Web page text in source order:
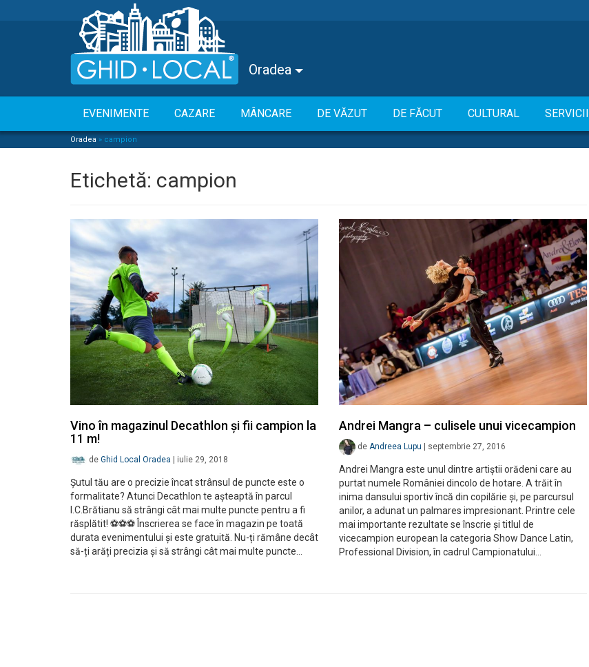
Oradea
EVENIMENTE CAZARE MÂNCARE DE VĂZUT DE FĂCUT CULTURAL SERVICII
Oradea » campion
Etichetă: campion
Vino în magazinul Decathlon și fii campion la
11 m!
de Ghid Local Oradea iulie 29, 2018
Șutul tău are o precizie încat strânsul de puncte este o
formalitate? Atunci Decathlon te așteaptă în parcul
I.C.Brătianu să strângi cât mai multe puncte pentru a fi
răsplătit! ⚽⚽⚽ Înscrierea se face în magazin pe toată
durata evenimentului și este gratuită. Nu-ți rămâne decât
să-ți arăți precizia și să strângi cât mai multe puncte…
Andrei Mangra – culisele unui vicecampion
de Andreea Lupu septembrie 27, 2016
Andrei Mangra este unul dintre artiștii orădeni care au
purtat numele României dincolo de hotare. A trăit în
inima dansului sportiv încă din copilărie și, pe parcursul
anilor, a adunat un palmares impresionant. Printre cele
mai importante rezultate se înscrie și titlul de
vicecampion european la categoria Show Dance Latin,
Professional Division, în cadrul Campionatului…